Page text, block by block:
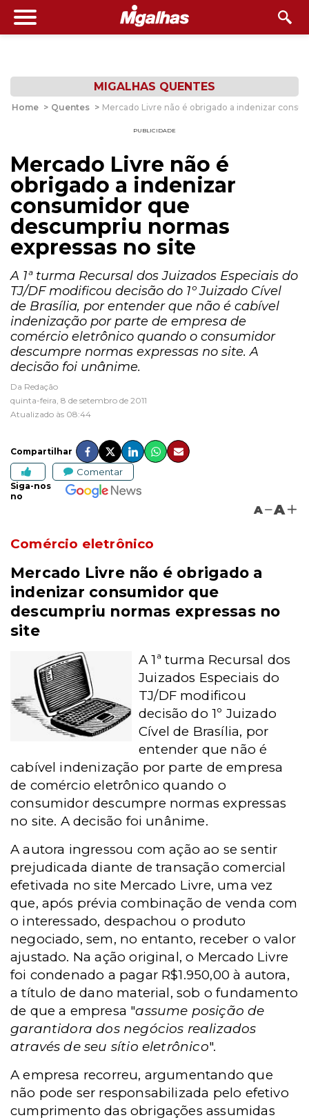
MIGALHAS QUENTES
Home > Quentes > Mercado Livre não é obrigado a indenizar
PUBLICIDADE
Mercado Livre não é
obrigado a indenizar
consumidor que
descumpriu normas
expressas no site
A 1ª turma Recursal dos Juizados Especiais do
TJ/DF modificou decisão do 1º Juizado Cível
de Brasília, por entender que não é cabível
indenização por parte de empresa de
comércio eletrônico quando o consumidor
descumpre normas expressas no site. A
decisão foi unânime.
Da Redação
quinta-feira, 8 de setembro de 2011
Atualizado às 08:44
Compartilhar
Comentar
Siga-nos
no
A A
Comércio eletrônico
Mercado Livre não é obrigado a
indenizar consumidor que
descumpriu normas expressas no
site
A 1ª turma Recursal dos
Juizados Especiais do
TJ/DF modificou
decisão do 1º Juizado
Cível de Brasília, por
entender que não é
cabível indenização por parte de empresa
de comércio eletrônico quando o
consumidor descumpre normas expressas
no site. A decisão foi unânime.
A autora ingressou com ação ao se sentir
prejudicada diante de transação comercial
efetivada no site Mercado Livre, uma vez
que, após prévia combinação de venda com
o interessado, despachou o produto
negociado, sem, no entanto, receber o valor
ajustado. Na ação original, o Mercado Livre
foi condenado a pagar R$1.950,00 à autora,
a título de dano material, sob o fundamento
de que a empresa "assume posição de
garantidora dos negócios realizados
através de seu sítio eletrônico".
A empresa recorreu, argumentando que
não pode ser responsabilizada pelo efetivo
cumprimento das obrigações assumidas